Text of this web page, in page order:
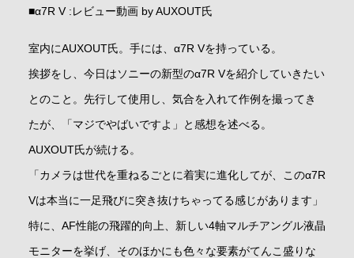
■α7R V :レビュー動画 by AUXOUT氏
室内にAUXOUT氏。手には、α7R Vを持っている。
挨拶をし、今日はソニーの新型のα7R Vを紹介していきたい
とのこと。先行して使用し、気合を入れて作例を撮ってき
たが、「マジでやばいですよ」と感想を述べる。
AUXOUT氏が続ける。
「カメラは世代を重ねるごとに着実に進化してが、このα7R
Vは本当に一足飛びに突き抜けちゃってる感じがあります」
特に、AF性能の飛躍的向上、新しい4軸マルチアングル液晶
モニターを挙げ、そのほかにも色々な要素がてんこ盛りな